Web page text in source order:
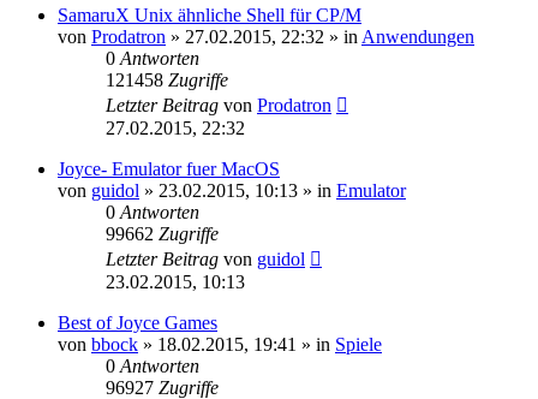
SamaruX Unix ähnliche Shell für CP/M
von Prodatron » 27.02.2015, 22:32 » in Anwendungen
0 Antworten
121458 Zugriffe
Letzter Beitrag von Prodatron
27.02.2015, 22:32
Joyce- Emulator fuer MacOS
von guidol » 23.02.2015, 10:13 » in Emulator
0 Antworten
99662 Zugriffe
Letzter Beitrag von guidol
23.02.2015, 10:13
Best of Joyce Games
von bbock » 18.02.2015, 19:41 » in Spiele
0 Antworten
96927 Zugriffe